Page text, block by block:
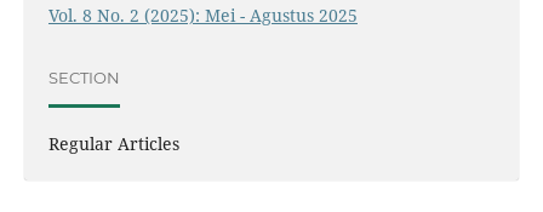
Vol. 8 No. 2 (2025): Mei - Agustus 2025
SECTION
Regular Articles